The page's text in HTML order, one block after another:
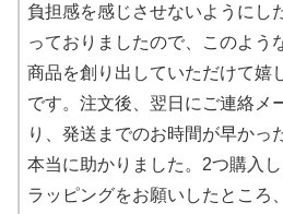
負担感を感じさせないようにし
っておりましたので、このよう
商品を創り出していただけて嬉
です。注文後、翌日にご連絡メ
り、発送までのお時間が早かっ
本当に助かりました。2つ購入
ラッピングをお願いしたところ